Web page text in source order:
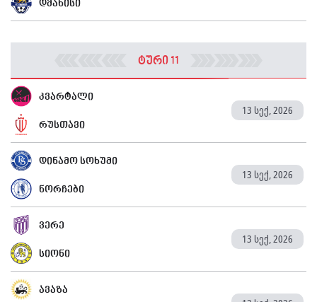
დმანისი
ტური 11
კვარტალი
13 სექ, 2026
რუსთავი
დინამო სოხუმი
13 სექ, 2026
ნორჩები
ვერე
13 სექ, 2026
სიონი
ავაზა